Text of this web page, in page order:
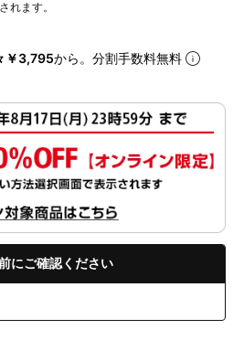
れます。
￥3,795から。分割手数料無料
にご確認ください